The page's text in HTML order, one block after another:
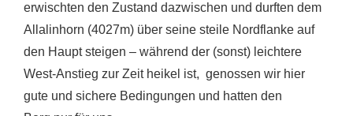
erwischten den Zustand dazwischen und durften dem
Allalinhorn (4027m) über seine steile Nordflanke auf
den Haupt steigen – während der (sonst) leichtere
West-Anstieg zur Zeit heikel ist, genossen wir hier
gute und sichere Bedingungen und hatten den